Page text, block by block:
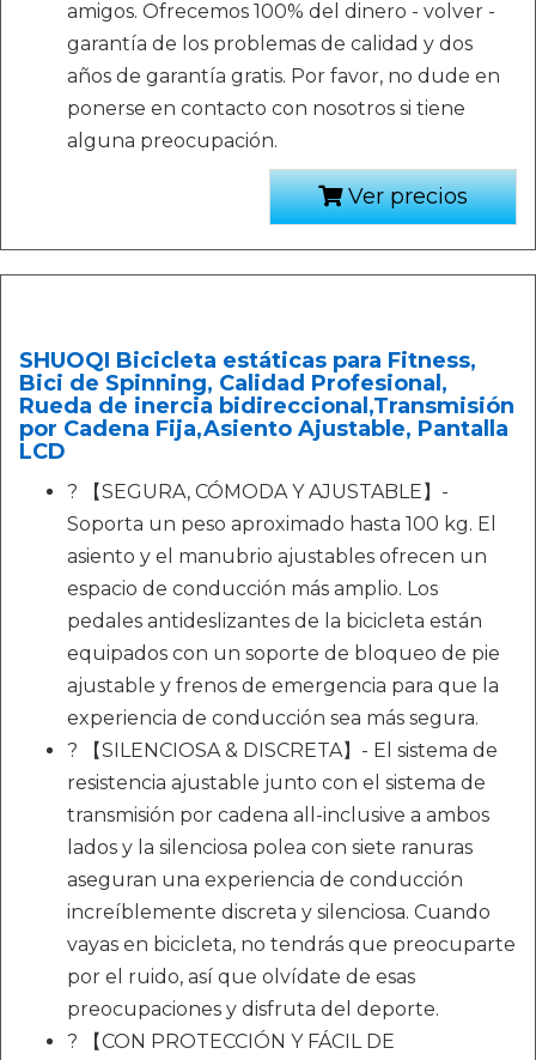
amigos. Ofrecemos 100% del dinero - volver -
garantía de los problemas de calidad y dos
años de garantía gratis. Por favor, no dude en
ponerse en contacto con nosotros si tiene
alguna preocupación.
Ver precios
SHUOQI Bicicleta estáticas para Fitness,
Bici de Spinning, Calidad Profesional,
Rueda de inercia bidireccional,Transmisión
por Cadena Fija,Asiento Ajustable, Pantalla
LCD
? 【SEGURA, CÓMODA Y AJUSTABLE】-
Soporta un peso aproximado hasta 100 kg. El
asiento y el manubrio ajustables ofrecen un
espacio de conducción más amplio. Los
pedales antideslizantes de la bicicleta están
equipados con un soporte de bloqueo de pie
ajustable y frenos de emergencia para que la
experiencia de conducción sea más segura.
? 【SILENCIOSA & DISCRETA】- El sistema de
resistencia ajustable junto con el sistema de
transmisión por cadena all-inclusive a ambos
lados y la silenciosa polea con siete ranuras
aseguran una experiencia de conducción
increíblemente discreta y silenciosa. Cuando
vayas en bicicleta, no tendrás que preocuparte
por el ruido, así que olvídate de esas
preocupaciones y disfruta del deporte.
? 【CON PROTECCIÓN Y FÁCIL DE